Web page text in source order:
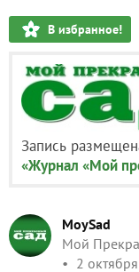
В избранное!
Запись
«Журнал «Мой
MoySad
Мой
2